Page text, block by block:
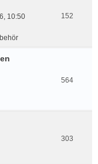
10:50
152
564
303